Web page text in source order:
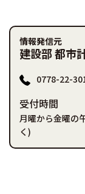
情報発信元
建設部 都市
0778-22-
受付時間
月曜から金曜の
く)